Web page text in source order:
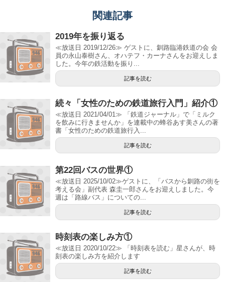
関連記事
2019年を振り返る
≪放送日 2019/12/26≫ ゲストに、釧路臨港鉄道の会 会
員の永山泰樹さん、オハテフ・カーナさんをお迎えしま
した。今年の鉄活動を振り...
記事を読む
続々「女性のための鉄道旅行入門」紹介①
≪放送日 2021/04/01≫ 「鉄道ジャーナル」で「ミルク
を飲みに行きませんか」を連載中の蜂谷あす美さんの著
書「女性のための鉄道旅行入...
記事を読む
第22回バスの世界①
≪放送日 2025/10/02≫ゲストに、「バスから釧路の街を
考える会」副代表 森圭一郎さんをお迎えしました。今
週は「路線バス」についての...
記事を読む
時刻表の楽しみ方①
≪放送日 2020/10/22≫ 「時刻表を読む」星さんが、時
刻表の楽しみ方を紹介します
記事を読む